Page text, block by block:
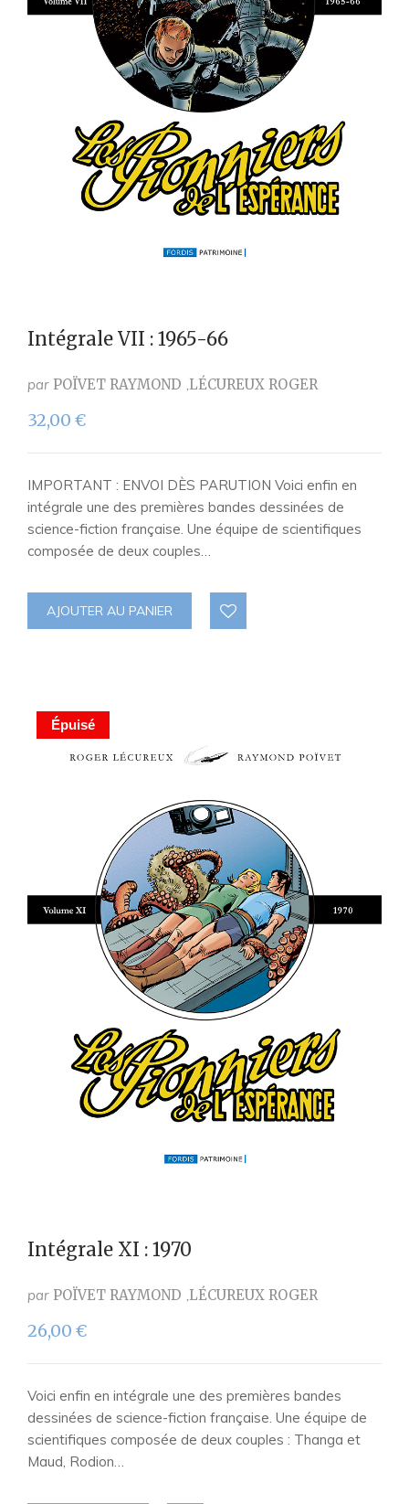
Intégrale VII : 1965-66
par POÏVET RAYMOND LÉCUREUX ROGER
32,00 €
IMPORTANT : ENVOI DÈS PARUTION Voici enfin en
intégrale une des premières bandes dessinées de
science-fiction française. Une équipe de scientifiques
composée de deux couples…
AJOUTER AU PANIER
Épuisé
Intégrale XI : 1970
par POÏVET RAYMOND LÉCUREUX ROGER
26,00 €
Voici enfin en intégrale une des premières bandes
dessinées de science-fiction française. Une équipe de
scientifiques composée de deux couples : Thanga et
Maud, Rodion…